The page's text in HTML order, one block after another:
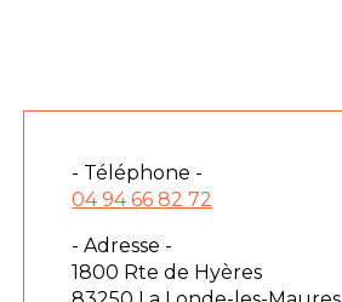
- Téléphone -
04 94 66 82 72
- Adresse -
1800 Rte de Hyères